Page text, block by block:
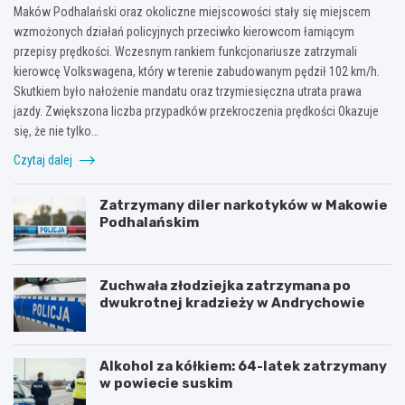
drogowych!
Maków Podhalański oraz okoliczne miejscowości stały się miejscem
wzmożonych działań policyjnych przeciwko kierowcom łamiącym
przepisy prędkości. Wczesnym rankiem funkcjonariusze zatrzymali
kierowcę Volkswagena, który w terenie zabudowanym pędził 102 km/h.
Skutkiem było nałożenie mandatu oraz trzymiesięczna utrata prawa
jazdy. Zwiększona liczba przypadków przekroczenia prędkości Okazuje
się, że nie tylko…
Czytaj dalej
Zatrzymany diler narkotyków w Makowie
Podhalańskim
Zuchwała złodziejka zatrzymana po
dwukrotnej kradzieży w Andrychowie
Alkohol za kółkiem: 64-latek zatrzymany
w powiecie suskim